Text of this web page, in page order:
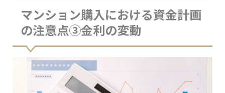
マンション購入における資金計画
の注意点③金利の変動